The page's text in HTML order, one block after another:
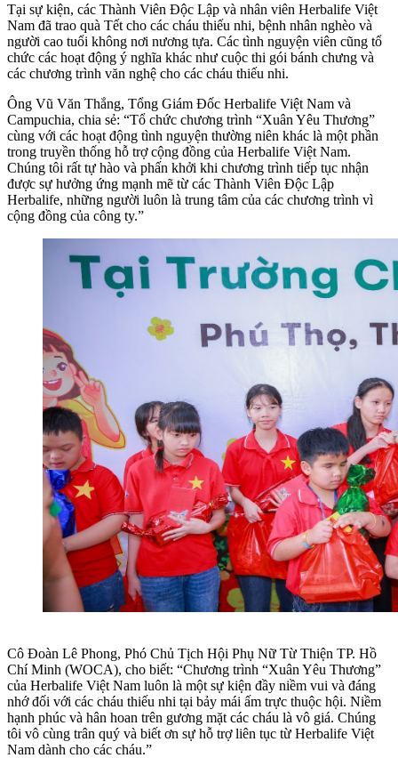
Tại sự kiện, các Thành Viên Độc Lập và nhân viên Herbalife Việt
Nam đã trao quà Tết cho các cháu thiếu nhi, bệnh nhân nghèo và
người cao tuổi không nơi nương tựa. Các tình nguyện viên cũng tổ
chức các hoạt động ý nghĩa khác như cuộc thi gói bánh chưng và
các chương trình văn nghệ cho các cháu thiếu nhi.
Ông Vũ Văn Thắng, Tổng Giám Đốc Herbalife Việt Nam và
Campuchia, chia sẻ: “Tổ chức chương trình “Xuân Yêu Thương”
cùng với các hoạt động tình nguyện thường niên khác là một phần
trong truyền thống hỗ trợ cộng đồng của Herbalife Việt Nam.
Chúng tôi rất tự hào và phấn khởi khi chương trình tiếp tục nhận
được sự hưởng ứng mạnh mẽ từ các Thành Viên Độc Lập
Herbalife, những người luôn là trung tâm của các chương trình vì
cộng đồng của công ty.”
Cô Đoàn Lê Phong, Phó Chủ Tịch Hội Phụ Nữ Từ Thiện TP. Hồ
Chí Minh (WOCA), cho biết: “Chương trình “Xuân Yêu Thương”
của Herbalife Việt Nam luôn là một sự kiện đầy niềm vui và đáng
nhớ đối với các cháu thiếu nhi tại bảy mái ấm trực thuộc hội. Niềm
hạnh phúc và hân hoan trên gương mặt các cháu là vô giá. Chúng
tôi vô cùng trân quý và biết ơn sự hỗ trợ liên tục từ Herbalife Việt
Nam dành cho các cháu.”